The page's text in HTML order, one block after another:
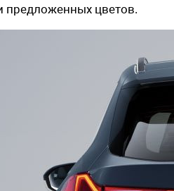
предложенных цветов.